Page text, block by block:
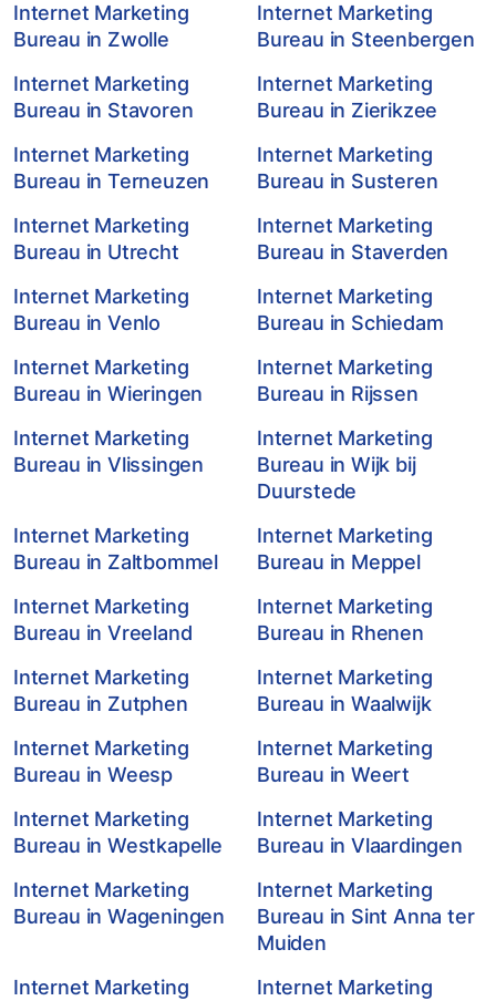
Internet Marketing
Bureau in Zwolle
Internet Marketing
Bureau in Steenbergen
Internet Marketing
Bureau in Stavoren
Internet Marketing
Bureau in Zierikzee
Internet Marketing
Bureau in Terneuzen
Internet Marketing
Bureau in Susteren
Internet Marketing
Bureau in Utrecht
Internet Marketing
Bureau in Staverden
Internet Marketing
Bureau in Venlo
Internet Marketing
Bureau in Schiedam
Internet Marketing
Bureau in Wieringen
Internet Marketing
Bureau in Rijssen
Internet Marketing
Bureau in Vlissingen
Internet Marketing
Bureau in Wijk bij
Duurstede
Internet Marketing
Bureau in Zaltbommel
Internet Marketing
Bureau in Meppel
Internet Marketing
Bureau in Vreeland
Internet Marketing
Bureau in Rhenen
Internet Marketing
Bureau in Zutphen
Internet Marketing
Bureau in Waalwijk
Internet Marketing
Bureau in Weesp
Internet Marketing
Bureau in Weert
Internet Marketing
Bureau in Westkapelle
Internet Marketing
Bureau in Vlaardingen
Internet Marketing
Bureau in Wageningen
Internet Marketing
Bureau in Sint Anna ter
Muiden
Internet Marketing
Internet Marketing